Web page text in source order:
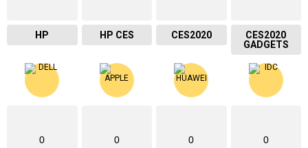
HP HP CES CES2020
CES2020
GADGETS
0 0 0 0